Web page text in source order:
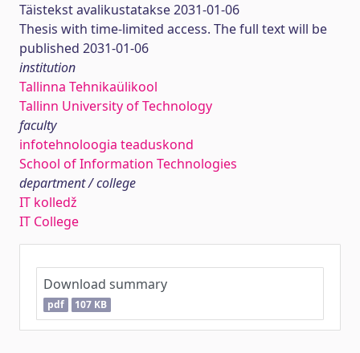
Täistekst avalikustatakse 2031-01-06
Thesis with time-limited access. The full text will be
published 2031-01-06
institution
Tallinna Tehnikaülikool
Tallinn University of Technology
faculty
infotehnoloogia teaduskond
School of Information Technologies
department / college
IT kolledž
IT College
Download summary
pdf 107 KB